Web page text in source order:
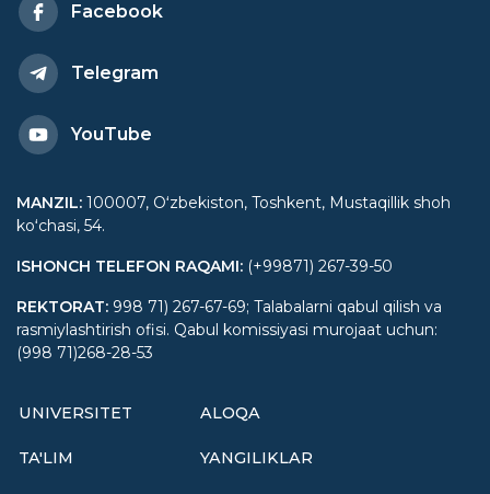
Facebook
Telegram
YouTube
MANZIL: 100007, Oʻzbekiston, Toshkent, Mustaqillik shoh
koʻchasi, 54.
ISHONCH TELEFON RAQAMI: (+99871) 267-39-50
REKTORAT: 998 71) 267-67-69; Talabalarni qabul qilish va
rasmiylashtirish ofisi. Qabul komissiyasi murojaat uchun:
(998 71)268-28-53
UNIVERSITET
TA'LIM
ALOQA
YANGILIKLAR